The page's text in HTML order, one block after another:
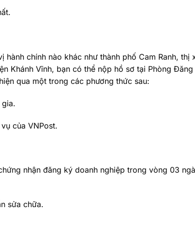
chính nào khác như thành phố Cam Ranh, thị
Khánh Vĩnh, bạn có thể nộp hồ sơ tại Phòng
qua một trong các phương thức sau:
của VNPost.
nhận đăng ký doanh nghiệp trong vòng 03
sửa chữa.